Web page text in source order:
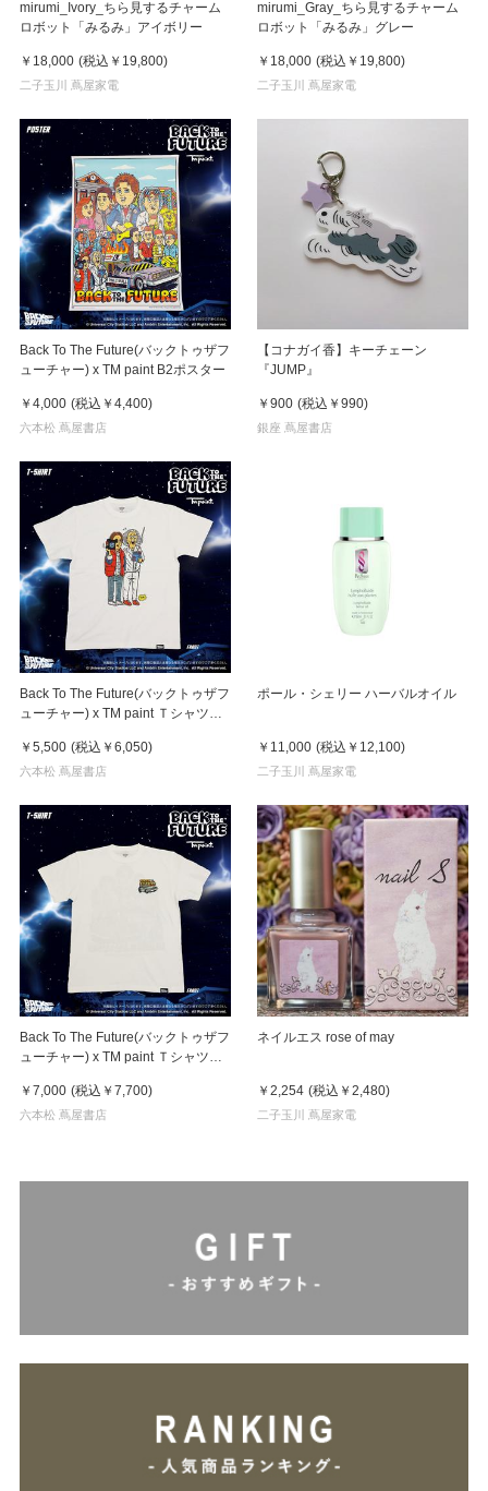
mirumi_Ivory_ちら見するチャーム
ロボット「みるみ」アイボリー
￥18,000 (税込 ￥19,800)
二子玉川 蔦屋家電
mirumi_Gray_ちら見するチャーム
ロボット「みるみ」グレー
￥18,000 (税込 ￥19,800)
二子玉川 蔦屋家電
Back To The Future(バックトゥザフ
ューチャー) x TM paint B2ポスター
￥4,000 (税込 ￥4,400)
六本松 蔦屋書店
【コナガイ香】キーチェーン
『JUMP』
￥900 (税込 ￥990)
銀座 蔦屋書店
Back To The Future(バックトゥザフ
ューチャー) x TM paint Ｔシャツ
￥5,500 (税込 ￥6,050)
六本松 蔦屋書店
ポール・シェリー ハーバルオイル
￥11,000 (税込 ￥12,100)
二子玉川 蔦屋家電
Back To The Future(バックトゥザフ
ューチャー) x TM paint Ｔシャツ
￥7,000 (税込 ￥7,700)
六本松 蔦屋書店
ネイルエス rose of may
￥2,254 (税込 ￥2,480)
二子玉川 蔦屋家電